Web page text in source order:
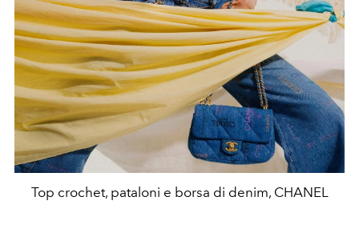
Top crochet, pataloni e borsa di denim, CHANEL